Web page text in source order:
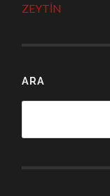
ZEYTİN
ARA